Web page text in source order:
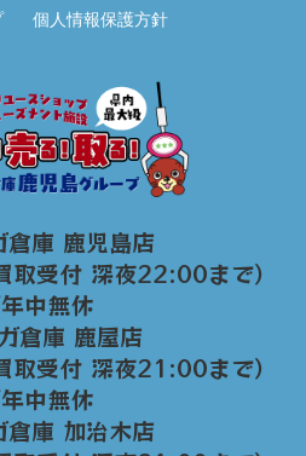
個人情報保護方針
庫 鹿児島店
受付 深夜22:00まで）
中無休
倉庫 鹿屋店
受付 深夜21:00まで）
中無休
庫 加治木店